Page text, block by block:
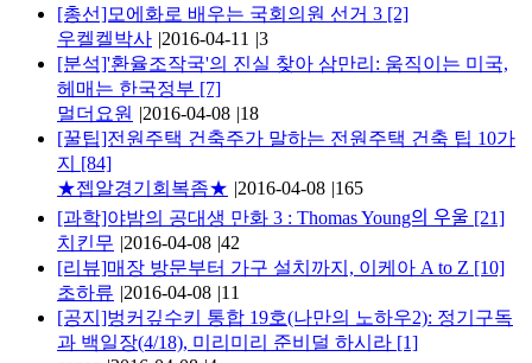
[총선]모에화로 배우는 국회의원 선거 3 [2]
우켈켈박사 |2016-04-11 |3
[분석]'환율조작국'의 진실 찾아 삼만리: 움직이는 미국,
헤매는 한국정부 [7]
멀더요원 |2016-04-08 |18
[꿀팁]전원주택 건축주가 말하는 전원주택 건축 팁 10가
지 [84]
★젭알경기회복좀★ |2016-04-08 |165
[과학]야밤의 공대생 만화 3 : Thomas Young의 우울 [21]
치킨무 |2016-04-08 |42
[리뷰]매장 방문부터 가구 설치까지, 이케아 A to Z [10]
초하류 |2016-04-08 |11
[공지]벙커깊수키 통합 19호(나만의 노하우2): 정기구독
과 백일장(4/18), 미리미리 준비덜 하시라 [1]